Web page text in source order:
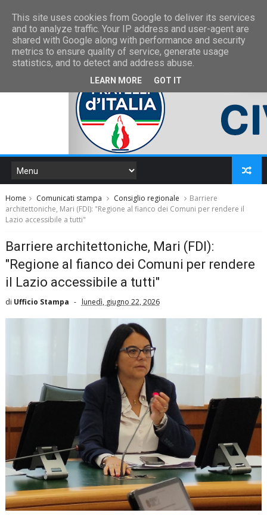
Home Comunicati stampa Consiglio regionale
Barriere
architettoniche, Mari (FDI): "Regione al fianco dei Comuni per rendere il
Lazio accessibile a tutti"
Barriere architettoniche, Mari (FDI):
"Regione al fianco dei Comuni per rendere
il Lazio accessibile a tutti"
di Ufficio Stampa lunedì, giugno 22, 2026
This site uses cookies from Google to deliver its services
and to analyze traffic. Your IP address and user-agent are
shared with Google along with performance and security
metrics to ensure quality of service, generate usage
statistics, and to detect and address abuse.
LEARN MORE GOT IT